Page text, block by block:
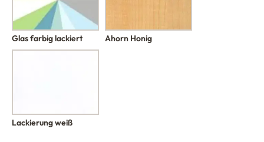
Glas farbig lackiert Ahorn Honig
Lackierung weiß